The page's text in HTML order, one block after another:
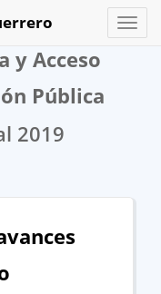
Toggle
y Acceso
Pública
2019